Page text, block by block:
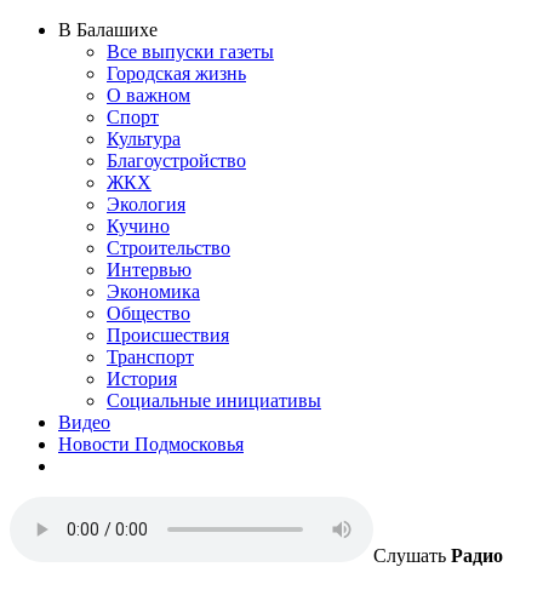
В Балашихе
Все выпуски газеты
Городская жизнь
О важном
Спорт
Культура
Благоустройство
ЖКХ
Экология
Кучино
Строительство
Интервью
Экономика
Общество
Происшествия
Транспорт
История
Социальные инициативы
Видео
Новости Подмосковья
Слушать Радио